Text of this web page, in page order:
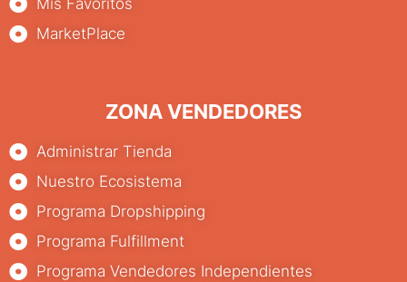
Mis Favoritos
MarketPlace
ZONA VENDEDORES
Administrar Tienda
Nuestro Ecosistema
Programa Dropshipping
Programa Fulfillment
Programa Vendedores Independientes